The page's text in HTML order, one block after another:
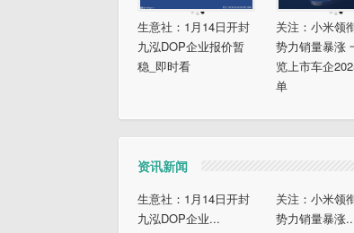
生意社：1月14日开封
九泓DOP企业报价暂
稳_即时看
关注：小米领
势力销量暴涨
览上市车企
单
资讯新闻
生意社：1月14日开封
九泓DOP企业...
关注：小米领
势力销量暴涨